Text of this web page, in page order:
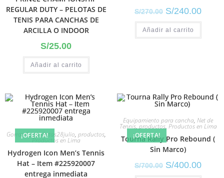
REGULAR DUTY – PELOTAS DE
TENIS PARA CANCHAS DE
ARCILLA O INDOOR
S/25.00
Añadir al carrito
S/270.00 S/240.00
Añadir al carrito
¡OFERTA!
Gorras Cap,ofertas28julio, productos,
Productos en Lima
Hydrogen Icon Men’s Tennis
Hat – Item #225920007
entrega inmediata
¡OFERTA!
Equipamiento para cancha, Net de
Tennis, productos, Productos en Lima
Tourna Rally Pro Rebound (
Sin Marco)
S/700.00 S/400.00